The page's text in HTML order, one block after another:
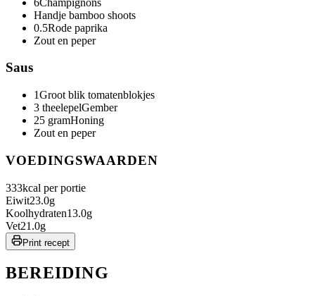
Handje bamboo shoots
0.5Rode paprika
Zout en peper
Saus
1Groot blik tomatenblokjes
3 theelepelGember
25 gramHoning
Zout en peper
VOEDINGSWAARDEN
333kcal per portie
Eiwit23.0g
Koolhydraten13.0g
Vet21.0g
Print recept
BEREIDING